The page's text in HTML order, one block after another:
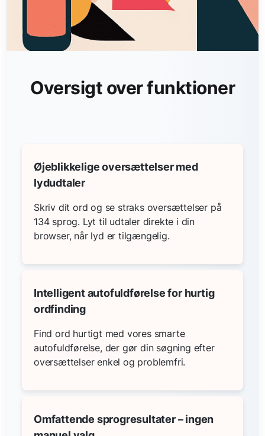
Oversigt over funktioner
Øjeblikkelige oversættelser med
lydudtaler
Skriv dit ord og se straks oversættelser på
134 sprog. Lyt til udtaler direkte i din
browser, når lyd er tilgængelig.
Intelligent autofuldførelse for hurtig
ordfinding
Find ord hurtigt med vores smarte
autofuldførelse, der gør din søgning efter
oversættelser enkel og problemfri.
Omfattende sprogresultater – ingen